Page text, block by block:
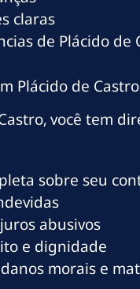
claras
de Plácido de
Plácido de Castro
você tem
sobre seu
abusivos
e dignidade
morais e